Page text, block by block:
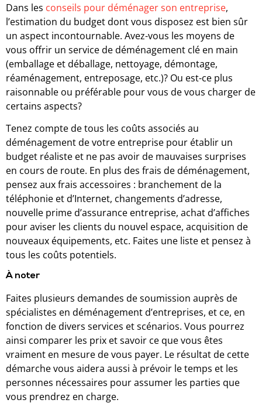
Dans les conseils pour déménager son entreprise,
l’estimation du budget dont vous disposez est bien sûr
un aspect incontournable. Avez-vous les moyens de
vous offrir un service de déménagement clé en main
(emballage et déballage, nettoyage, démontage,
réaménagement, entreposage, etc.)? Ou est-ce plus
raisonnable ou préférable pour vous de vous charger de
certains aspects?
Tenez compte de tous les coûts associés au
déménagement de votre entreprise pour établir un
budget réaliste et ne pas avoir de mauvaises surprises
en cours de route. En plus des frais de déménagement,
pensez aux frais accessoires : branchement de la
téléphonie et d’Internet, changements d’adresse,
nouvelle prime d’assurance entreprise, achat d’affiches
pour aviser les clients du nouvel espace, acquisition de
nouveaux équipements, etc. Faites une liste et pensez à
tous les coûts potentiels.
À noter
Faites plusieurs demandes de soumission auprès de
spécialistes en déménagement d’entreprises, et ce, en
fonction de divers services et scénarios. Vous pourrez
ainsi comparer les prix et savoir ce que vous êtes
vraiment en mesure de vous payer. Le résultat de cette
démarche vous aidera aussi à prévoir le temps et les
personnes nécessaires pour assumer les parties que
vous prendrez en charge.